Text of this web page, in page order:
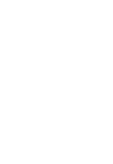
医療費節